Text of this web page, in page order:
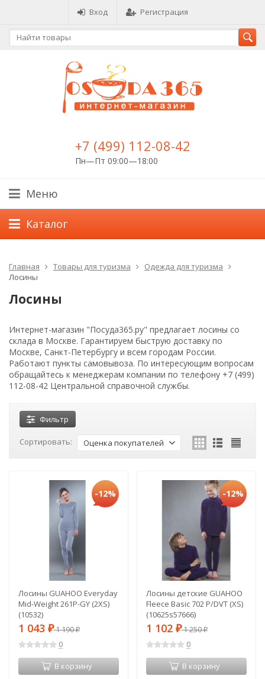
Вход Регистрация
+7 (499) 112-08-42
Пн—Пт 09:00—18:00
Меню
Каталог
Главная Товары для туризма
Одежда для туризма
Лосины
Лосины
Интернет-магазин "Посуда365.ру" предлагает лосины со
склада в Москве. Гарантируем быструю доставку по
Москве, Санкт-Петербургу и всем городам России.
Работают пункты самовывоза. По интересующим вопросам
обращайтесь к менеджерам компании по телефону +7 (499)
112-08-42 Центральной справочной службы.
Фильтр
Сортировать: Оценка покупателей
-12%
Лосины GUAHOO Everyday
Mid-Weight 261P-GY (2XS)
(10532)
1 043 ₽1 190₽
0
В корзину
-12%
Лосины детские GUAHOO
Fleece Basic 702 P/DVT (XS)
(10625s57666)
1 102 ₽1 250₽
0
В корзину